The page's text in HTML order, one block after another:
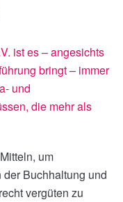
ist es – angesichts
bringt – immer
und
die mehr als
um
Buchhaltung und
vergüten zu